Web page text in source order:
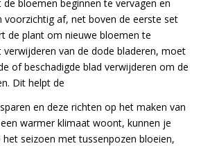
bloemen beginnen te vervagen en
voorzichtig af, net boven de eerste set
de plant om nieuwe bloemen te
van de dode bladeren, moet
of beschadigde blad verwijderen om de
Dit helpt de
en deze richten op het maken van
warmer klimaat woont, kunnen je
seizoen met tussenpozen bloeien,